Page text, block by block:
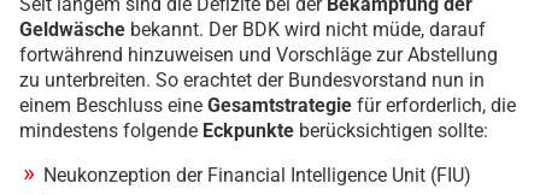
Geldwäsche bekannt. Der BDK wird nicht müde, darauf
fortwährend hinzuweisen und Vorschläge zur Abstellung
zu unterbreiten. So erachtet der Bundesvorstand nun in
einem Beschluss eine Gesamtstrategie für erforderlich, die
mindestens folgende Eckpunkte berücksichtigen sollte:
Neukonzeption der Financial Intelligence Unit (FIU)